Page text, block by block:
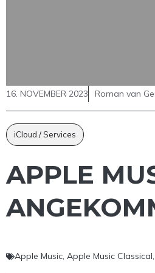
16. NOVEMBER 2023 Roman van
iCloud / Services
APPLE
Apple Music, Apple Music Classical,